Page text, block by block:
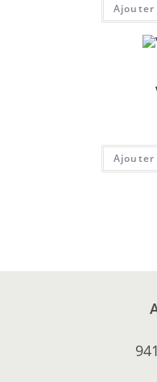
Ajouter
Ajouter